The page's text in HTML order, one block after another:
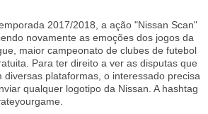
2017/2018, a ação "Nissan Scan"
novamente as emoções dos jogos da
maior campeonato de clubes de futebol
Para ter direito a ver as disputas que
diversas plataformas, o interessado precisa
qualquer logotipo da Nissan. A hashtag